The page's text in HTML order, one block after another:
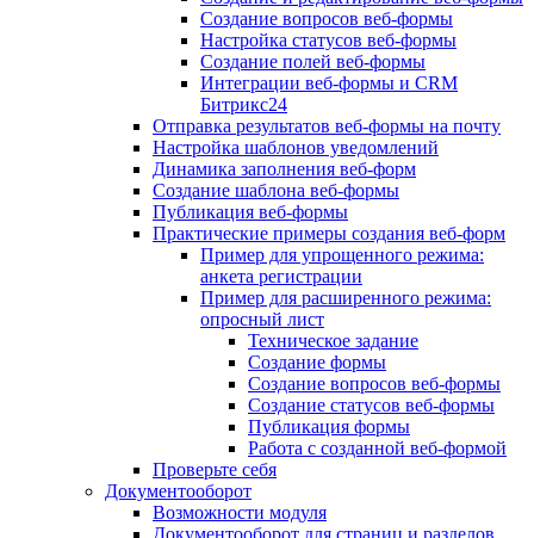
Создание вопросов веб-формы
Настройка статусов веб-формы
Создание полей веб-формы
Интеграции веб-формы и CRM
Битрикс24
Отправка результатов веб-формы на почту
Настройка шаблонов уведомлений
Динамика заполнения веб-форм
Создание шаблона веб-формы
Публикация веб-формы
Практические примеры создания веб-форм
Пример для упрощенного режима:
анкета регистрации
Пример для расширенного режима:
опросный лист
Техническое задание
Создание формы
Создание вопросов веб-формы
Создание статусов веб-формы
Публикация формы
Работа с созданной веб-формой
Проверьте себя
Документооборот
Возможности модуля
Документооборот для страниц и разделов